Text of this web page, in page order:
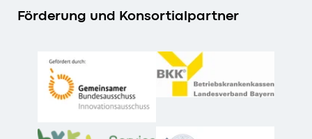
Förderung und Konsortialpartner